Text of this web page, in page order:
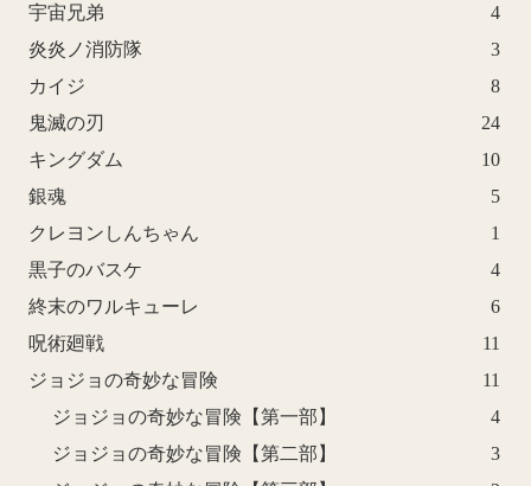
宇宙兄弟
4
炎炎ノ消防隊
3
カイジ
8
鬼滅の刃
24
キングダム
10
銀魂
5
クレヨンしんちゃん
1
黒子のバスケ
4
終末のワルキューレ
6
呪術廻戦
11
ジョジョの奇妙な冒険
11
ジョジョの奇妙な冒険【第一部】
4
ジョジョの奇妙な冒険【第二部】
3